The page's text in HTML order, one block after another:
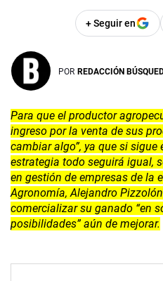
+ Seguir en
POR REDACCIÓN
Para que el productor
ingreso por la venta de sus
cambiar algo”, ya que si
estrategia todo seguirá igual,
en gestión de empresas de la
Agronomía, Alejandro
comercializar su ganado “en
posibilidades” aún de mejorar.